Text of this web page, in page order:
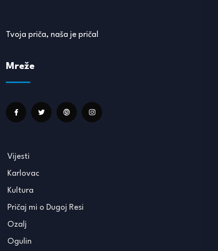
Tvoja priča, naša je priča!
Mreže
Vijesti
Karlovac
Kultura
Pričaj mi o Dugoj Resi
Ozalj
Ogulin